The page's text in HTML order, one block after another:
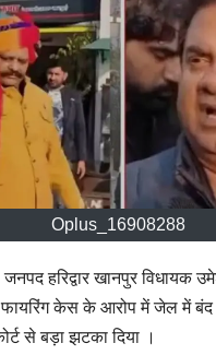
Oplus_16908288
जनपद हरिद्वार खानपुर विधायक
फायरिंग केस के आरोप में जेल में बंद
से बड़ा झटका दिया ।